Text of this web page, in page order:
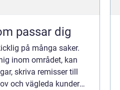
passar dig
på många saker.
inom området, kan
skriva remisser till
och vägleda kunder